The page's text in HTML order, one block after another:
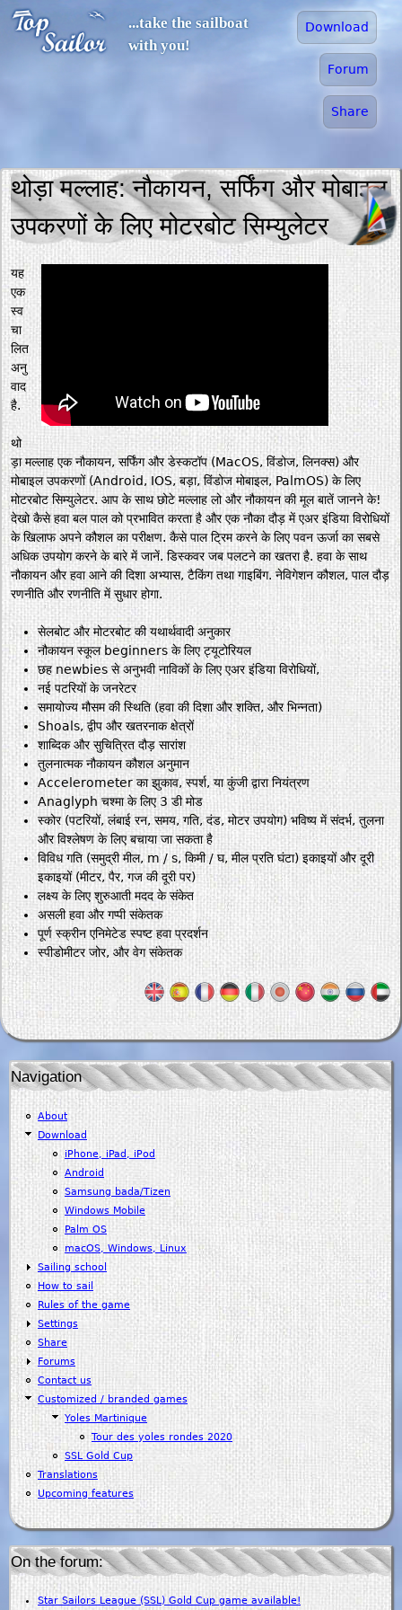
...take the sailboat
with you!
Download
Forum
Share
थोड़ा मल्लाह: नौकायन, सर्फिंग और मोबाइल
उपकरणों के लिए मोटरबोट सिम्युलेटर
यह
एक
स्व
चा
लित
अनु
वाद
है.
थो
ड़ा मल्लाह एक नौकायन, सर्फिंग और डेस्कटॉप (MacOS, विंडोज, लिनक्स) और
मोबाइल उपकरणों (Android, IOS, बड़ा, विंडोज मोबाइल, PalmOS) के लिए
मोटरबोट सिम्युलेटर. आप के साथ छोटे मल्लाह लो और नौकायन की मूल बातें जानने के!
देखो कैसे हवा बल पाल को प्रभावित करता है और एक नौका दौड़ में एअर इंडिया विरोधियों
के खिलाफ अपने कौशल का परीक्षण. कैसे पाल ट्रिम करने के लिए पवन ऊर्जा का सबसे
अधिक उपयोग करने के बारे में जानें. डिस्कवर जब पलटने का खतरा है. हवा के साथ
नौकायन और हवा आने की दिशा अभ्यास, टैकिंग तथा गाइबिंग. नेविगेशन कौशल, पाल दौड़
रणनीति और रणनीति में सुधार होगा.
सेलबोट और मोटरबोट की यथार्थवादी अनुकार
नौकायन स्कूल beginners के लिए ट्यूटोरियल
छह newbies से अनुभवी नाविकों के लिए एअर इंडिया विरोधियों,
नई पटरियों के जनरेटर
समायोज्य मौसम की स्थिति (हवा की दिशा और शक्ति, और भिन्नता)
Shoals, द्वीप और खतरनाक क्षेत्रों
शाब्दिक और सुचित्रित दौड़ सारांश
तुलनात्मक नौकायन कौशल अनुमान
Accelerometer का झुकाव, स्पर्श, या कुंजी द्वारा नियंत्रण
Anaglyph चश्मा के लिए 3 डी मोड
स्कोर (पटरियों, लंबाई रन, समय, गति, दंड, मोटर उपयोग) भविष्य में संदर्भ, तुलना
और विश्लेषण के लिए बचाया जा सकता है
विविध गति (समुद्री मील, m / s, किमी / घ, मील प्रति घंटा) इकाइयों और दूरी
इकाइयों (मीटर, पैर, गज की दूरी पर)
लक्ष्य के लिए शुरुआती मदद के संकेत
असली हवा और गप्पी संकेतक
पूर्ण स्क्रीन एनिमेटेड स्पष्ट हवा प्रदर्शन
स्पीडोमीटर जोर, और वेग संकेतक
Navigation
About
Download
iPhone, iPad, iPod
Android
Samsung bada/Tizen
Windows Mobile
Palm OS
macOS, Windows, Linux
Sailing school
How to sail
Rules of the game
Settings
Share
Forums
Contact us
Customized / branded games
Yoles Martinique
Tour des yoles rondes 2020
SSL Gold Cup
Translations
Upcoming features
On the forum:
Star Sailors League (SSL) Gold Cup game available!